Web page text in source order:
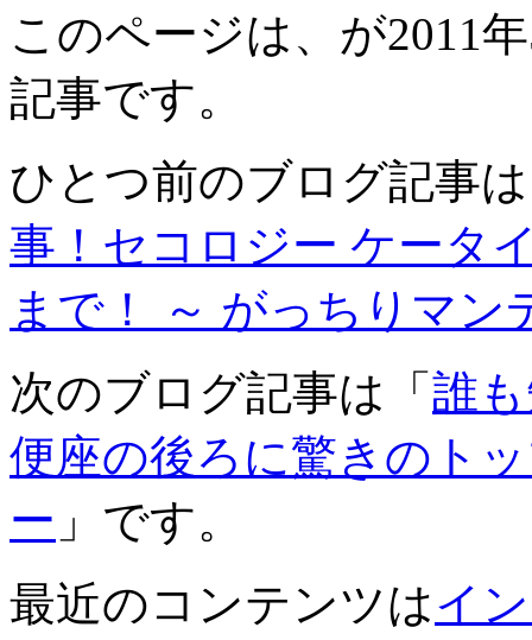
このページは、が2011
記事です。
ひとつ前のブログ記事
事！セコロジー ケータ
まで！ ～ がっちりマン
次のブログ記事は「 誰
便座の後ろに驚きのト
ー 」です。
最近のコンテンツはイ